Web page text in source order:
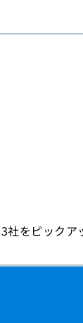
をピックア